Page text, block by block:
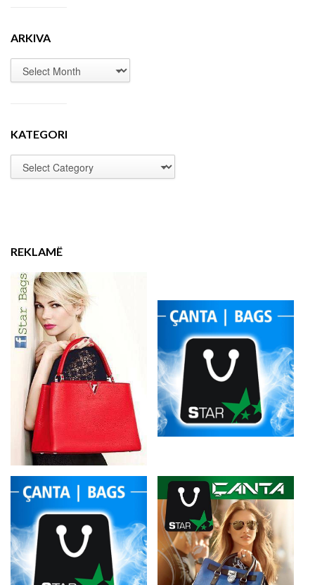
ARKIVA
KATEGORI
REKLAMË